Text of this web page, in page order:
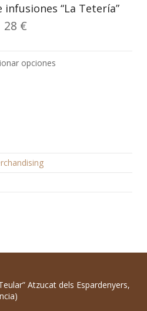
infusiones “La Tetería”
28 €
opciones
Atzucat dels Espardenyers,